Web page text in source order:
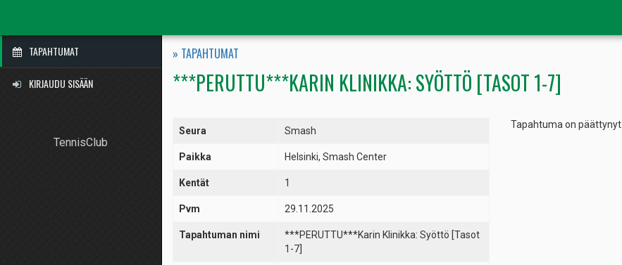
TAPAHTUMAT
KIRJAUDU SISÄÄN
TennisClub
» TAPAHTUMAT
***PERUTTU***KARIN KLINIKKA: SYÖTTÖ [TASOT 1-7]
Seura Smash
Paikka Helsinki, Smash Center
Kentät 1
Pvm 29.11.2025
Tapahtuman nimi
***PERUTTU***Karin Klinikka: Syöttö [Tasot
1-7]
Tapahtuma on päättynyt.